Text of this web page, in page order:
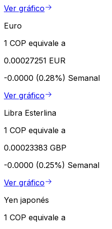
Ver gráfico
Euro
1 COP equivale a
0.00027251 EUR
-0.0000 (0.28%) Semanal
Ver gráfico
Libra Esterlina
1 COP equivale a
0.00023383 GBP
-0.0000 (0.25%) Semanal
Ver gráfico
Yen japonés
1 COP equivale a